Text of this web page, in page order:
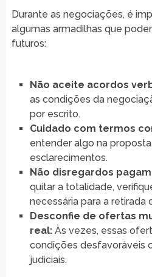
Durante as negociações, é
algumas armadilhas que
futuros:
Não aceite acordos
as condições da
por escrito.
Cuidado com termos
entender algo na
esclarecimentos.
Não disregardos
quitar a totalidade,
necessária para a retirada
Desconfie de ofertas
real:Às vezes, essas
condições desfavoráveis
judiciais.